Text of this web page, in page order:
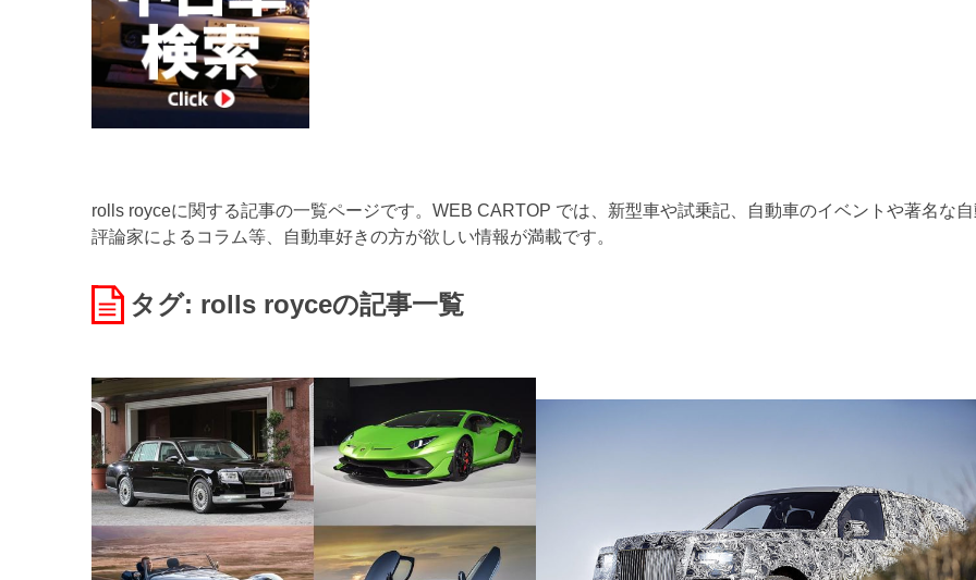
rolls royceに関する記事の一覧ページです。WEB CARTOP では、新型車や試乗記、自動車のイベントや著名な
評論家によるコラム等、自動車好きの方が欲しい情報が満載です。
タグ: rolls royceの記事一覧